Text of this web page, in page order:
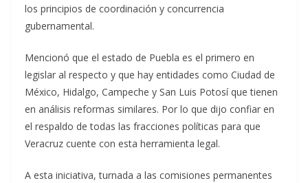
los principios de coordinación y concurrencia
gubernamental.
Mencionó que el estado de Puebla es el primero en
legislar al respecto y que hay entidades como Ciudad de
México, Hidalgo, Campeche y San Luis Potosí que tienen
en análisis reformas similares. Por lo que dijo confiar en
el respaldo de todas las fracciones políticas para que
Veracruz cuente con esta herramienta legal.
A esta iniciativa, turnada a las comisiones permanentes